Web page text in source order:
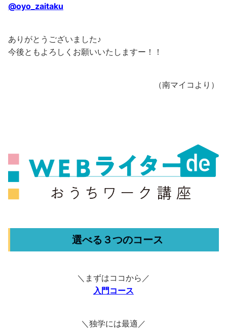
@oyo_zaitaku
ありがとうございました♪
今後ともよろしくお願いいたしますー！！
（南マイコより）
選べる３つのコース
＼まずはココから／
入門コース
＼独学には最適／